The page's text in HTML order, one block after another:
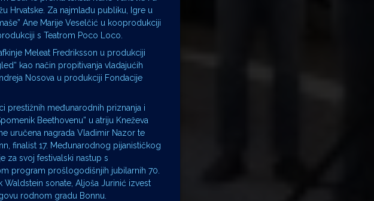
Hrvatske. Za najmlađu publiku, Igre u
Ane Marije Veselčić u kooprodukciji
s Teatrom Poco Loco.
Meleat Fredriksson u produkciji
kao način propitivanja vladajućih
Nosova u produkciji Fondacije
prestižnih međunarodnih priznanja i
Beethovenu” u atriju Kneževa
uručena nagrada Vladimir Nazor te
finalist 17. Međunarodnog pijanističkog
za svoj festivalski nastup s
program prošlogodišnjih jubilarnih 70.
Waldstein sonate, Aljoša Jurinić izvest
rodnom gradu Bonnu.